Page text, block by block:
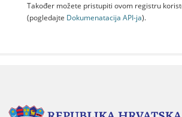
Također možete pristupiti ovom registru
(pogledajte Dokumenаtаcijа API-jа).